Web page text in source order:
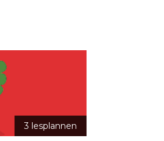
3 lesplannen